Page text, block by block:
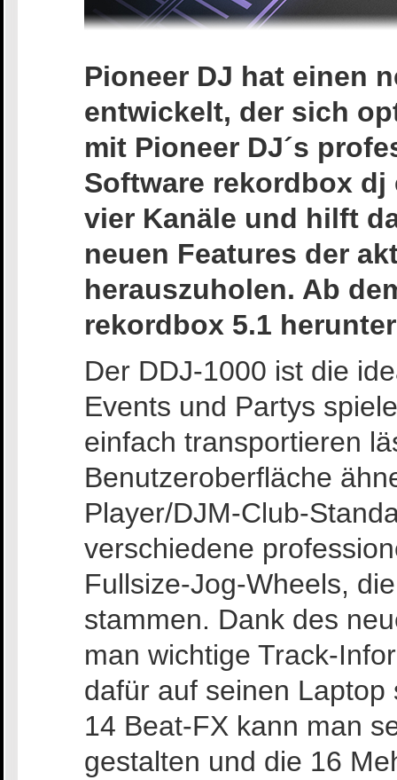
Pioneer DJ hat einen
entwickelt, der sich
mit Pioneer DJ´s
Software rekordbox
vier Kanäle und hilft
neuen Features der
herauszuholen. Ab
rekordbox 5.1
Der DDJ-1000 ist die
Events und Partys
einfach transportieren
Benutzeroberfläche
Player/DJM-Club-
verschiedene
Fullsize-Jog-Wheels,
stammen. Dank des
man wichtige Track-
dafür auf seinen
14 Beat-FX kann man
gestalten und die 16